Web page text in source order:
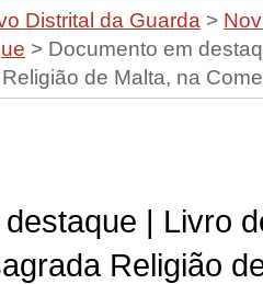
Distrital da Guarda >
> Documento em
de Malta, na
| Livro
Religião